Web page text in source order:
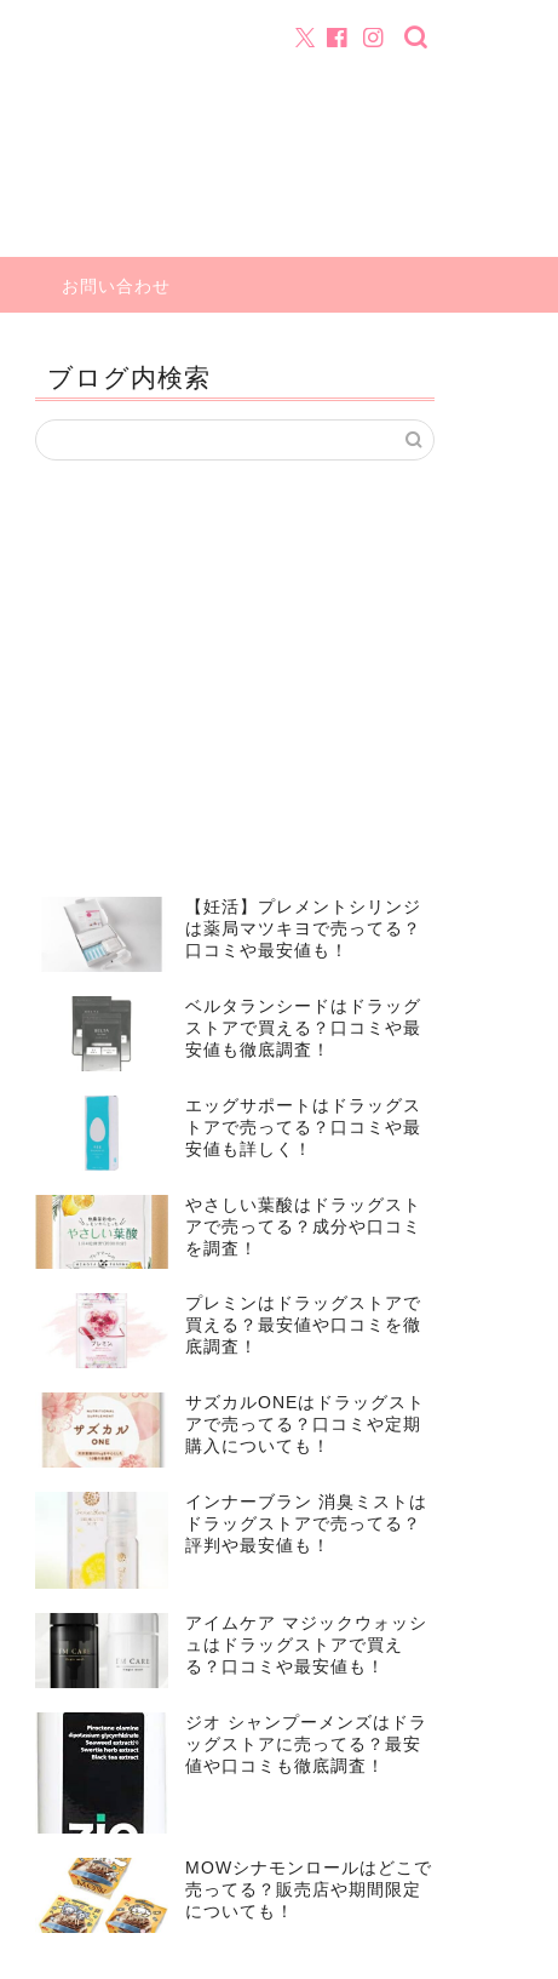
お問い合わせ
ブログ内検索
【妊活】プレメントシリンジ
は薬局マツキヨで売ってる？
口コミや最安値も！
ベルタランシードはドラッグ
ストアで買える？口コミや最
安値も徹底調査！
エッグサポートはドラッグス
トアで売ってる？口コミや最
安値も詳しく！
やさしい葉酸はドラッグスト
アで売ってる？成分や口コミ
を調査！
プレミンはドラッグストアで
買える？最安値や口コミを徹
底調査！
サズカルONEはドラッグスト
アで売ってる？口コミや定期
購入についても！
インナーブラン 消臭ミストは
ドラッグストアで売ってる？
評判や最安値も！
アイムケア マジックウォッシ
ュはドラッグストアで買え
る？口コミや最安値も！
ジオ シャンプーメンズはドラ
ッグストアに売ってる？最安
値や口コミも徹底調査！
MOWシナモンロールはどこで
売ってる？販売店や期間限定
についても！